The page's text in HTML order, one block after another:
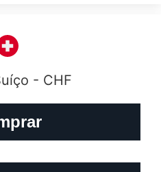
- CHF